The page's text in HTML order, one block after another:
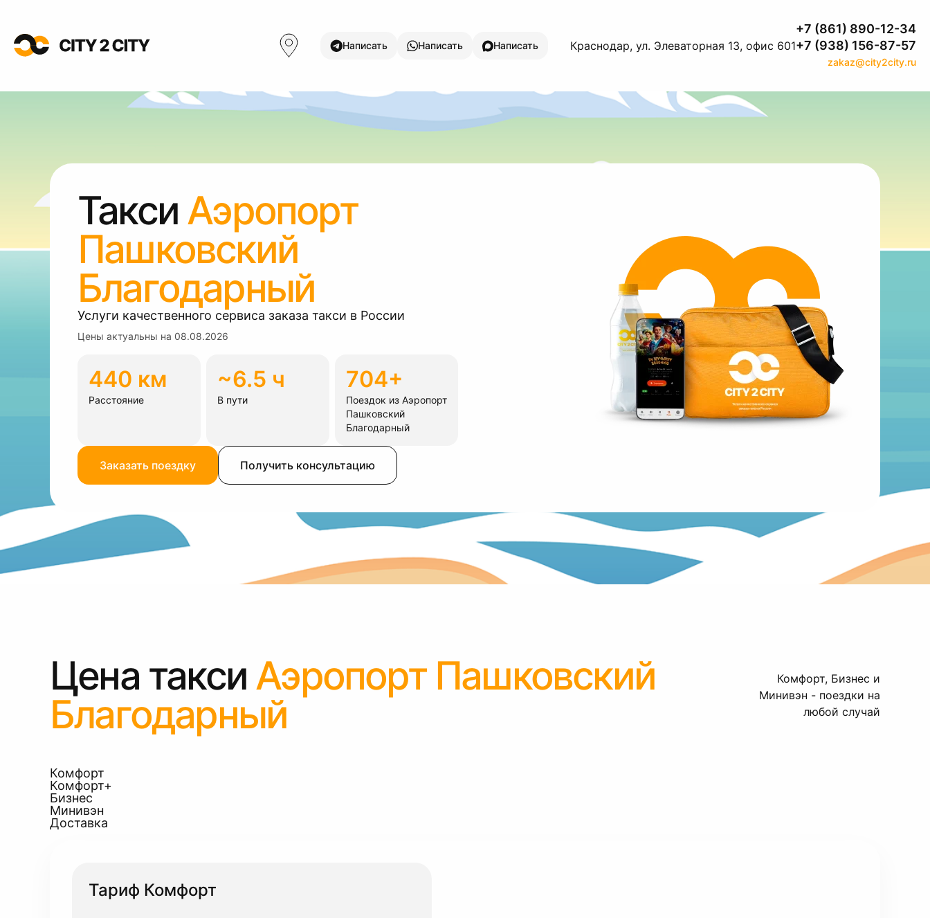
Написать Написать Написать Краснодар, ул. Элеваторная 13, офис 601
+7 (861) 890-12-34
+7 (938) 156-87-57
zakaz@city2city.ru
Такси Аэропорт
Пашковский
Благодарный
Услуги качественного сервиса заказа такси в России
Цены актуальны на 08.08.2026
440 км
Расстояние
~6.5 ч
В пути
704+
Поездок из Аэропорт
Пашковский
Благодарный
Заказать поездку Получить консультацию
Цена такси Аэропорт Пашковский
Благодарный
Комфорт, Бизнес и
Минивэн - поездки на
любой случай
Комфорт
Комфорт+
Бизнес
Минивэн
Доставка
Тариф Комфорт